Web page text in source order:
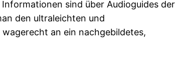
sind über Audioguides der
den ultraleichten und
an ein nachgebildetes,